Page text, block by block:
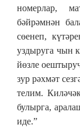
номерлар,
бәйрәмнән
сөенеп,
уздыруга чын
йөзле
зур рәхмәт
телим.
булырга,
иде.”